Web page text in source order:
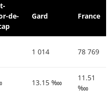
de-
Gard France
1 014 78 769
13.15 ‱
11.51
‱